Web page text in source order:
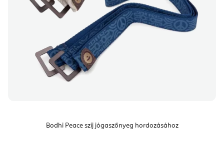
Bodhi Peace szíj jógaszőnyeg hordozásához